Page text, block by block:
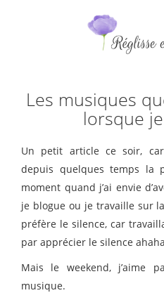
Les musiques
lorsque
Un petit article ce soir,
depuis quelques temps la
moment quand j’ai envie
je blogue ou je travaille sur
préfère le silence, car
par apprécier le silence ahaha
Mais le weekend, j’aime
musique.